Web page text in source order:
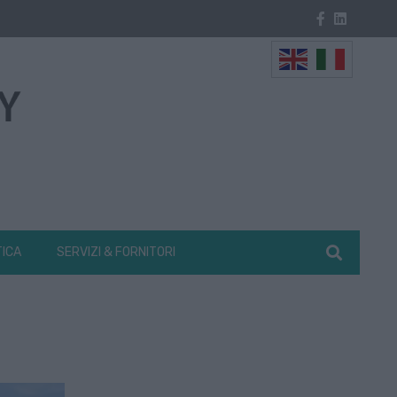
SERVIZI & FORNITORI